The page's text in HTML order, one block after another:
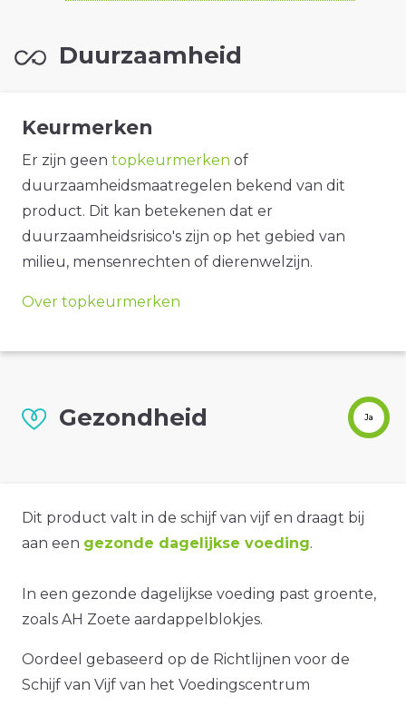
Duurzaamheid
Keurmerken
Er zijn geen topkeurmerken of
duurzaamheidsmaatregelen bekend van dit
product. Dit kan betekenen dat er
duurzaamheidsrisico's zijn op het gebied van
milieu, mensenrechten of dierenwelzijn.
Over topkeurmerken
Gezondheid Ja
Dit product valt in de schijf van vijf en draagt bij
aan een gezonde dagelijkse voeding.
In een gezonde dagelijkse voeding past groente,
zoals AH Zoete aardappelblokjes.
Oordeel gebaseerd op de Richtlijnen voor de
Schijf van Vijf van het Voedingscentrum